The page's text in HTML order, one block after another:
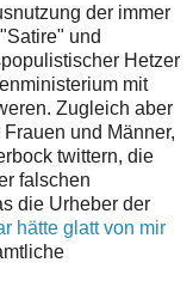
der immer
und
Hetzer
mit
Zugleich aber
und Männer,
twittern, die
falschen
die Urheber der
hätte glatt von mir